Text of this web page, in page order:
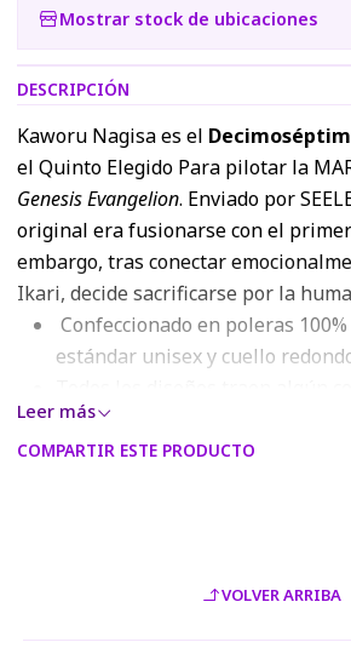
Mostrar stock de ubicaciones
DESCRIPCIÓN
Kaworu Nagisa es el
el Quinto Elegido Para pilotar la
Genesis Evangelion. Enviado por
original era fusionarse con el
embargo, tras conectar
Ikari, decide sacrificarse por la
Confeccionado en poleras
estándar unisex y cuello
metalizado.
Los colores del estampado
Leer más
COMPARTIR ESTE PRODUCTO
VOLVER ARRIBA